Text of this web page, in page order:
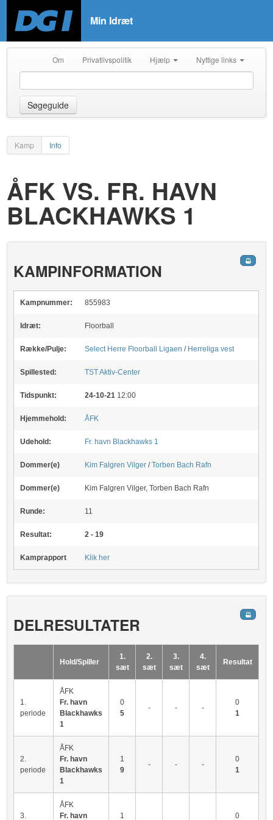
Min Idræt
Om Privatlivspolitik Hjælp Nyttige links
Søgeguide
Kamp Info
ÅFK VS. FR. HAVN
BLACKHAWKS 1
KAMPINFORMATION
Kampnummer: 855983
Idræt: Floorball
Række/Pulje: Select Herre Floorball Ligaen / Herreliga vest
Spillested: TST Aktiv-Center
Tidspunkt: 24-10-21 12:00
Hjemmehold: ÅFK
Udehold: Fr. havn Blackhawks 1
Dommer(e) Kim Falgren Vilger /Torben Bach Rafn
Dommer(e) Kim Falgren Vilger, Torben Bach Rafn
Runde: 11
Resultat: 2 - 19
Kamprapport Klik her
DELRESULTATER
Hold/Spiller
1.
sæt
2.
sæt
3.
sæt
4.
sæt
Resultat
1.
periode
ÅFK
Fr. havn
Blackhawks
1
0
5
- - -
0
1
2.
periode
ÅFK
Fr. havn
Blackhawks
1
1
9
- - -
0
1
3.
ÅFK
Fr. havn
1 0